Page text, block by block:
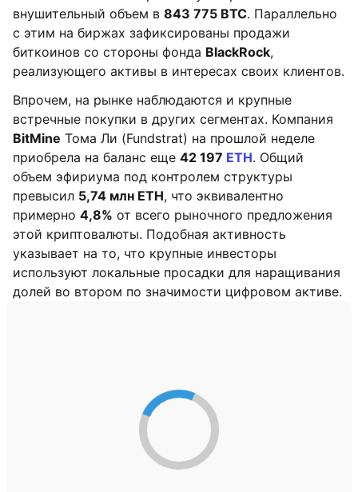
внушительный объем в 843 775 BTC. Параллельно
с этим на биржах зафиксированы продажи
биткоинов со стороны фонда BlackRock,
реализующего активы в интересах своих клиентов.
Впрочем, на рынке наблюдаются и крупные
встречные покупки в других сегментах. Компания
BitMine Тома Ли (Fundstrat) на прошлой неделе
приобрела на баланс еще 42 197 ETH. Общий
объем эфириума под контролем структуры
превысил 5,74 млн ETH, что эквивалентно
примерно 4,8% от всего рыночного предложения
этой криптовалюты. Подобная активность
указывает на то, что крупные инвесторы
используют локальные просадки для наращивания
долей во втором по значимости цифровом активе.